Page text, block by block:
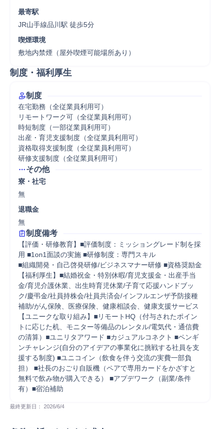
最寄駅
JR山手線品川駅 徒歩5分
喫煙環境
敷地内禁煙（屋外喫煙可能場所あり）
制度・福利厚生
制度
在宅勤務（全従業員利用可）
リモートワーク可（全従業員利用可）
時短制度（一部従業員利用可）
出産・育児支援制度（全従業員利用可）
資格取得支援制度（全従業員利用可）
研修支援制度（全従業員利用可）
その他
寮・社宅
無
退職金
無
制度備考
【評価・研修教育】■評価制度：ミッショングレード制を採
用 ■1on1面談の実施 ■研修制度：専門スキル
■組織開発・自己啓発研修/ビジネスマナー研修 ■資格奨励金
【福利厚生】■結婚祝金・特別休暇/育児支援金・出産手当
金/育児介護休業、出生時育児休業/子育て応援ハンドブッ
ク/慶弔金/社員持株会/社員共済会/インフルエンザ予防接種
補助/がん保険、医療保険、健康相談会、健康支援サービス
【ユニークな取り組み】■リモートHQ（付与されたポイン
トに応じた机、モニター等備品のレンタル/電気代・通信費
の清算）■ユニリタアワード ■カジュアルコネクト ■ペンギ
ンチャレンジ(自分のアイデアの事業化に挑戦する社員を支
援する制度) ■ユニコイン（飲食を伴う交流の実費一部負
担） ■社長のおごり自販機（ペアで専用カードをかざすと
無料で飲み物が購入できる） ■アプデワーク（副業/条件
有）■宿泊補助
最終更新日： 2026/6/4